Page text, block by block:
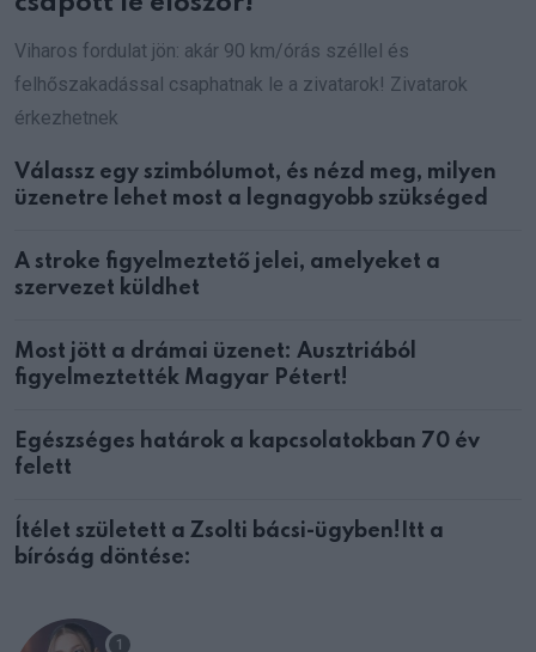
Viharos fordulat jön: akár 90 km/órás széllel és
felhőszakadással csaphatnak le a zivatarok! Zivatarok
érkezhetnek
Válassz egy szimbólumot, és nézd meg, milyen
üzenetre lehet most a legnagyobb szükséged
A stroke figyelmeztető jelei, amelyeket a
szervezet küldhet
Most jött a drámai üzenet: Ausztriából
figyelmeztették Magyar Pétert!
Egészséges határok a kapcsolatokban 70 év
felett
Ítélet született a Zsolti bácsi-ügyben!Itt a
bíróság döntése: